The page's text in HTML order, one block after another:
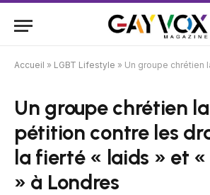
Accueil » LGBT Lifestyle » Un groupe chrétien lance une pétition contre les
Un groupe chrétien
pétition contre les
la fierté « laids » et
» à Londres